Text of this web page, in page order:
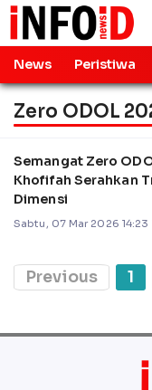
News Peristiwa
Zero ODOL
Semangat Zero
Khofifah Serahkan
Dimensi
Sabtu, 07 Mar 2026 14:23
Previous 1